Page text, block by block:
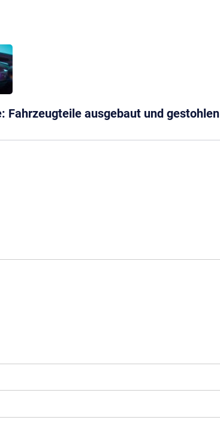
Fahrzeugteile ausgebaut und gestohlen